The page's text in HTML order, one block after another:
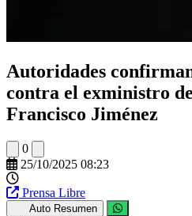
Autoridades
contra el exministro
Francisco Jiménez
0
25/10/2025 08:23
Prensa Libre
Auto Resumen